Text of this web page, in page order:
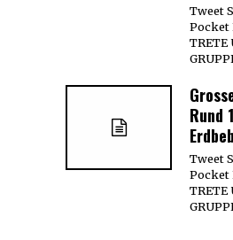
Tweet
Pocket
TRETE
Rund
Tweet
Pocket
TRETE